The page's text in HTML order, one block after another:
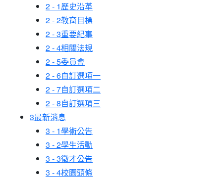
2 - 1歷史沿革
2 - 2教育目標
2 - 3重要紀事
2 - 4相關法規
2 - 5委員會
2 - 6自訂選項一
2 - 7自訂選項二
2 - 8自訂選項三
3最新消息
3 - 1學術公告
3 - 2學生活動
3 - 3徵才公告
3 - 4校園頭條